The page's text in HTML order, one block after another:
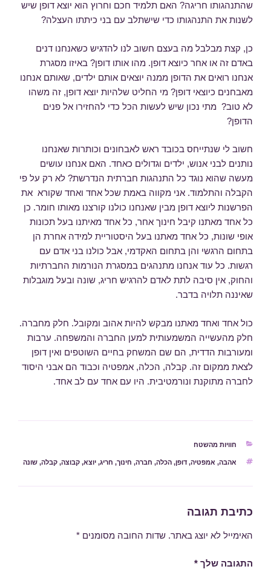
שהתנהגותו חריגה? האם תלמיד חכם וחרוץ הוא יוצא דופן שיש
לשנות את התנהגותו כדי שישתלב עם בני כיתתו העצלה?
כן, קצת מבלבל מה בעצם חשוב לנו להדגיש כשאנחנו דנים
באדם זה או אחר כיוצא דופן. מהו אותו דופן? באיזו מסגרת
אנחנו רואים את הדופן ממנה יוצאים אותם ילדים, שאותם אנחנו
מאבחנים כיוצאי דופן? מי החליט שלהיות יוצא דופן, זה משהו
לא טוב? מתי נכון שיש לעשות הכל כדי להחזירו אל פנים
הדופן?
חשוב לי שנתייחס בכובד ראש לאבחונים וכותרות שאנחנו
נותנים לבני אנוש, ילדים וגדולים כאחד. האם אנחנו עושים
מעשה שהוא נוגד כל התנהגות חברתית הנדרשת? לא רק על פי
הקבלה והתלמוד. אני מקווה באמת שכל אחד ואחד שקורא את
הפרשנות ליוצא דופן מבין שאנחנו כולנו קורצנו מאותו חומר. כן
כל אחד מאתנו קיבל חינוך אחר, כל אחד מאיתנו בעל תכונות
אופי שונות, כל אחד מאתנו בעל היסטוריית למידה אחרת הן
בתחום הרגשי והן בתחום האקדמי, אבל כולנו בני אדם עם
רגשות. כל עוד אנחנו מתנהגים במסגרת הנורמות החברתיות
והחוק, אין סיבה לתת לאדם להרגיש חריג, שונה ובעל מוגבלות
שאיננה תלויה בדבר.
כול אחד ואחד מאתנו מבקש להיות אהוב ומקובל. חלק מחברה.
חלק מהעשייה המשמעותית למען החברה והמשפחה. ערבות
ומעורבות הדדית, הם שם המשחק בחיים השוטפים ואין דופן
לצאת ממקום זה. קבלה, הכלה, אמפטיה וכבוד הם אבני היסוד
לחברה מתוקנת ונורמטיבית. היו עם אחד עם לב אחד.
קטגוריות
חוויות מהשטח
תגיות
אהבה, אמפטיה,דופן,הכלה, חברה, חינוך, חריג,יוצא,קבוצה,קבלה,שונה
כתיבת תגובה
האימייל לא יוצג באתר. שדות החובה מסומנים *
התגובה שלך *